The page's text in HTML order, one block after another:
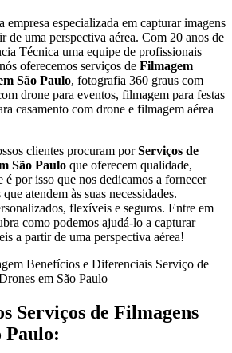
empresa especializada em capturar imagens
de uma perspectiva aérea. Com 20 anos de
Técnica uma equipe de profissionais
oferecemos serviços de Filmagem
São Paulo, fotografia 360 graus com
drone para eventos, filmagem para festas
casamento com drone e filmagem aérea
clientes procuram porServiços de
São Paulo que oferecem qualidade,
é por isso que nos dedicamos a fornecer
atendem às suas necessidades.
flexíveis e seguros. Entre em
como podemos ajudá-lo a capturar
a partir de uma perspectiva aérea!
Serviços de Filmagens
Paulo: